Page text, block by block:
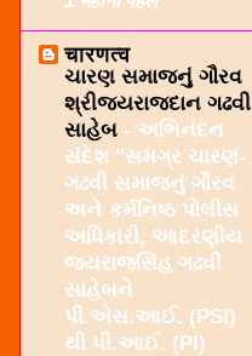
चारणत्व
ચારણ સમાજનું ગૌરવ
શ્રીજયરાજદાન ગઢવી
સાહેબ - અભિનંદન
સંદેશ "સમગ્ર ચારણ-
ગઢવી સમાજનું ગૌરવ
અને કર્મનિષ્ઠ પોલીસ
અધિકારી, આદરણીય
જયરાજસિંહ ગઢવી
સાહેબને
પી.એસ.આઈ. (PSI)
થી પી.આઈ. (PI)